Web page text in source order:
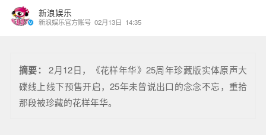
新浪娱乐
新浪娱乐官方账号 02月13日 14:35
摘要：
2月12日，《花样年华》25周年珍藏版实体原声大
碟线上线下预售开启，25年未曾说出口的念念不忘，重拾
那段被珍藏的花样年华。